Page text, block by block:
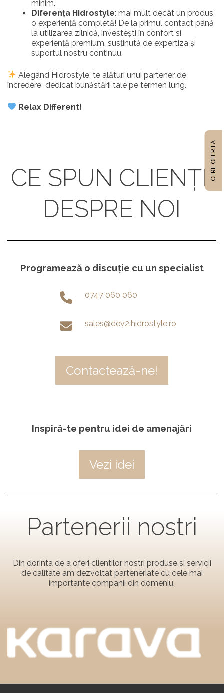
minim.
Diferența Hidrostyle: mai mult decât un produs,
o experiență completă! De la primul contact până
la utilizarea zilnică, investești în confort si
experiență premium, susținută de expertiza și
suportul nostru continuu.
Alegând Hidrostyle, te alături unui partener de
încredere dedicat bunăstării tale pe termen lung.
Relax Different!
CE SPUN CLIENȚII
DESPRE NOI
Programează o discuție cu un specialist
0747 060 060
sales@dev2.hidrostyle.ro
Contactează-ne!
Inspiră-te pentru idei de amenajări
Vezi idei
Partenerii nostri
Din dorinta de a oferi clientilor nostri produse si servicii
de calitate am dezvoltat parteneriate cu cele mai
importante companii din domeniu.
CERE OFERTĂ